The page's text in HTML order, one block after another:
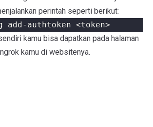
perintah seperti berikut:
kamu bisa dapatkan pada halaman
kamu di websitenya.